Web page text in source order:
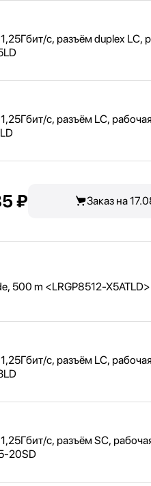
25Гбит/с, разъём duplex LC,
25Гбит/с, разъём LC,
₽ Заказ на
500 m <LRGP8512-X5ATLD>
25Гбит/с, разъём LC,
25Гбит/с, разъём SC,
20SD